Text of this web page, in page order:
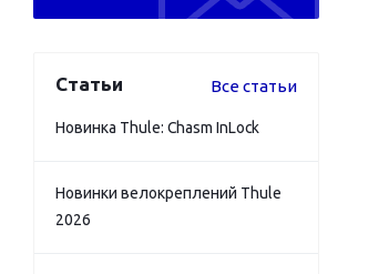
Статьи Все статьи
Новинка Thule: Chasm InLock
Новинки велокреплений Thule
2026